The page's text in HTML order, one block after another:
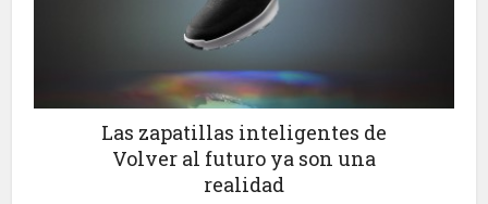
Las zapatillas inteligentes de
Volver al futuro ya son una
realidad